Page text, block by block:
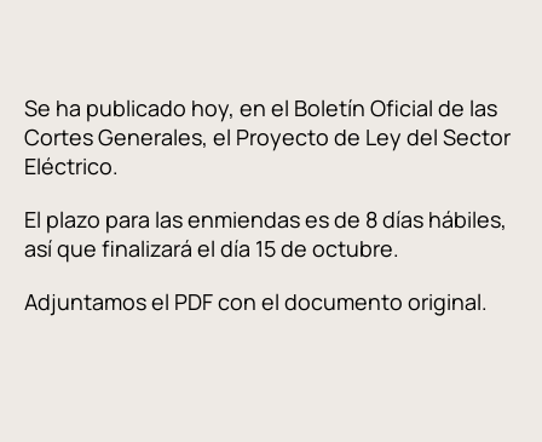
Se ha publicado hoy, en el Boletín Oficial de las
Cortes Generales, el Proyecto de Ley del Sector
Eléctrico.
El plazo para las enmiendas es de 8 días hábiles,
así que finalizará el día 15 de octubre.
Adjuntamos el PDF con el documento original.